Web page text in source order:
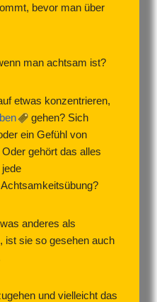
bevor man über
man achtsam ist?
etwas konzentrieren,
gehen? Sich
ein Gefühl von
gehört das alles
anderes als
ist sie so gesehen auch
und vielleicht das